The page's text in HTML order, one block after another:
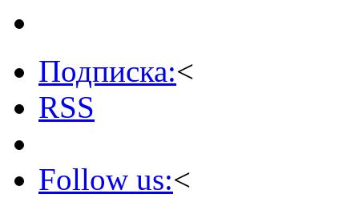
Подписка:<
RSS
Follow us:<